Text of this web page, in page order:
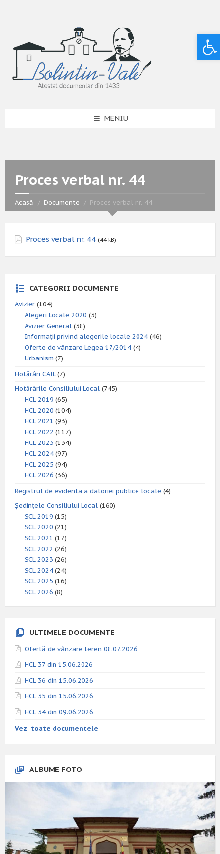
MENIU
Proces verbal nr. 44
Acasă Documente Proces verbal nr. 44
Proces verbal nr. 44 (44 kB)
CATEGORII DOCUMENTE
Avizier (104)
Alegeri Locale 2020 (3)
Avizier General (38)
Informații privind alegerile locale 2024 (46)
Oferte de vânzare Legea 17/2014 (4)
Urbanism (7)
Hotărâri CAIL(7)
Hotărârile Consiliului Local (745)
HCL 2019 (65)
HCL 2020 (104)
HCL 2021 (93)
HCL 2022 (117)
HCL 2023 (134)
HCL 2024 (97)
HCL 2025 (94)
HCL 2026 (36)
Registrul de evidenta a datoriei publice locale (4)
Ședințele Consiliului Local (160)
SCL 2019 (15)
SCL 2020 (21)
SCL 2021 (17)
SCL 2022 (26)
SCL 2023 (26)
SCL 2024 (24)
SCL 2025 (16)
SCL 2026 (8)
ULTIMELE DOCUMENTE
Ofertă de vânzare teren 08.07.2026
HCL 37 din 15.06.2026
HCL 36 din 15.06.2026
HCL 35 din 15.06.2026
HCL 34 din 09.06.2026
Vezi toate documentele
ALBUME FOTO
Deschide bara de unelte